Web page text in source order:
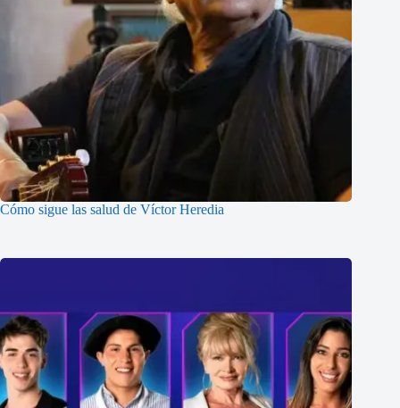
Cómo sigue las salud de Víctor Heredia